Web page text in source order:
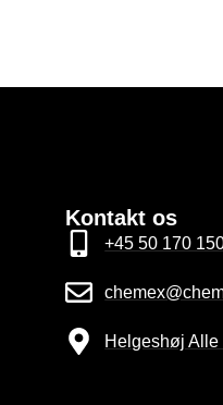
Kontakt os
+45 50 170
Helgeshøj Alle